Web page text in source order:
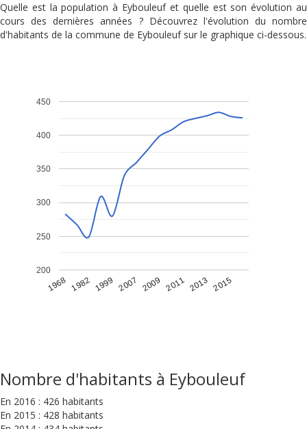
Quelle est la population à Eybouleuf et quelle est son évolution au
cours des dernières années ? Découvrez l'évolution du nombre
d'habitants de la commune de Eybouleuf sur le graphique ci-dessous.
1968 1982 1999 2007 2009 2011 2013 2015
200
250
300
350
400
450
Nombre d'habitants à Eybouleuf
En 2016 : 426 habitants
En 2015 : 428 habitants